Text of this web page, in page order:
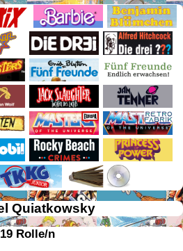
Quiatkowsky
19 Rolle/n